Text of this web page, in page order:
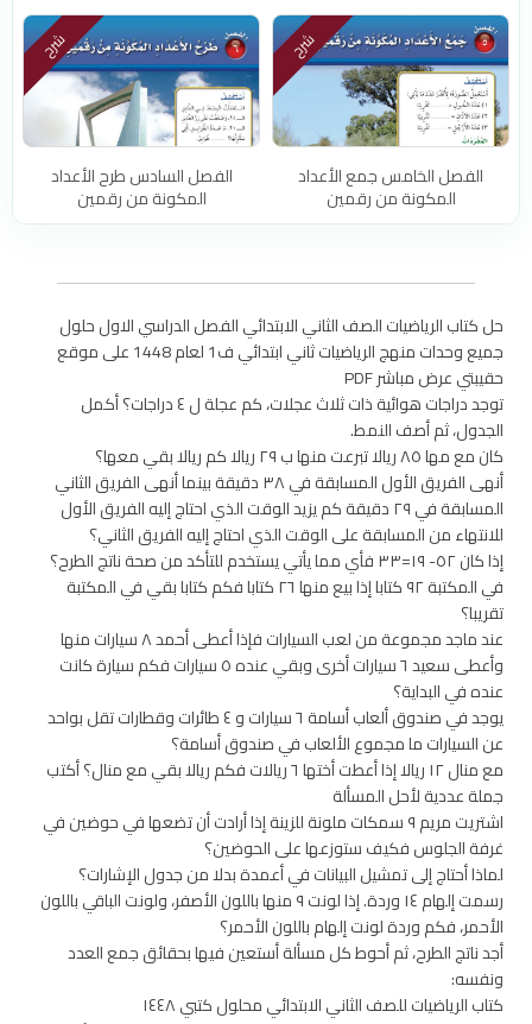
شرح
الفصل الخامس جمع الأعداد
المكونة من رقمين
شرح
الفصل السادس طرح الأعداد
المكونة من رقمين
حل كتاب الرياضيات الصف الثاني الابتدائي الفصل الدراسي الاول حلول
جميع وحدات منهج الرياضيات ثاني ابتدائي ف1 لعام 1448 على موقع
حقيبتي عرض مباشر PDF
توجد دراجات هوائية ذات ثلاث عجلات، كم عجلة ل ٤ دراجات؟ أكمل
الجدول، ثم أصف النمط.
كان مع مها ٨٥ ريالا تبرعت منها ب ٢٩ ريالا كم ريالا بقي معها؟
أنهى الفريق الأول المسابقة في ٣٨ دقيقة بينما أنهى الفريق الثاني
المسابقة في ٢٩ دقيقة كم يزيد الوقت الذي احتاج إليه الفريق الأول
للانتهاء من المسابقة على الوقت الذي احتاج إليه الفريق الثاني؟
إذا كان ٥٢- ١٩=٣٣ فأي مما يأتي يستخدم للتأكد من صحة ناتج الطرح؟
في المكتبة ٩٢ كتابا إذا بيع منها ٢٦ كتابا فكم كتابا بقي في المكتبة
تقريبا؟
عند ماجد مجموعة من لعب السيارات فإذا أعطى أحمد ٨ سيارات منها
وأعطى سعيد ٦ سيارات أخرى وبقي عنده ٥ سيارات فكم سيارة كانت
عنده في البداية؟
يوجد في صندوق ألعاب أسامة ٦ سيارات و ٤ طائرات وقطارات تقل بواحد
عن السيارات ما مجموع الألعاب في صندوق أسامة؟
مع منال ١٢ ريالا إذا أعطت أختها ٦ ريالات فكم ريالا بقي مع منال؟ أكتب
جملة عددية لأحل المسألة
اشتريت مريم ٩ سمكات ملونة للزينة إذا أرادت أن تضعها في حوضين في
غرفة الجلوس فكيف ستوزعها على الحوضين؟
لماذا أحتاج إلى تمشيل البيانات في أعمدة بدلا من جدول الإشارات؟
رسمت إلهام ١٤ وردة. إذا لونت ۹ منها باللون الأصفر، ولونت الباقي باللون
الأحمر، فكم وردة لونت إلهام باللون الأحمر؟
أجد ناتج الطرح، ثم أحوط كل مسألة أستعين فيها بحقائق جمع العدد
ونفسه:
كتاب الرياضيات للصف الثاني الابتدائي محلول كتبي ١٤٤٨